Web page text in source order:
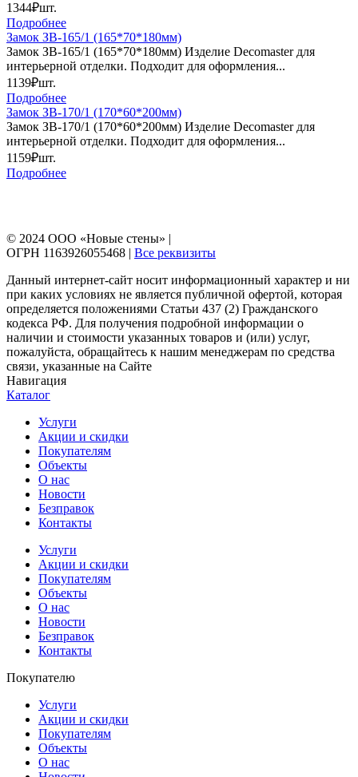
1344₽шт.
Подробнее
Замок ЗВ-165/1 (165*70*180мм)
Замок ЗВ-165/1 (165*70*180мм) Изделие Decomaster для
интерьерной отделки. Подходит для оформления...
1139₽шт.
Подробнее
Замок ЗВ-170/1 (170*60*200мм)
Замок ЗВ-170/1 (170*60*200мм) Изделие Decomaster для
интерьерной отделки. Подходит для оформления...
1159₽шт.
Подробнее
© 2024 ООО «Новые стены» |
ОГРН 1163926055468 | Все реквизиты
Данный интернет-сайт носит информационный характер и ни
при каких условиях не является публичной офертой, которая
определяется положениями Статьи 437 (2) Гражданского
кодекса РФ. Для получения подробной информации о
наличии и стоимости указанных товаров и (или) услуг,
пожалуйста, обращайтесь к нашим менеджерам по средства
связи, указанные на Сайте
Навигация
Каталог
Услуги
Акции и скидки
Покупателям
Объекты
О нас
Новости
Безправок
Контакты
Услуги
Акции и скидки
Покупателям
Объекты
О нас
Новости
Безправок
Контакты
Покупателю
Услуги
Акции и скидки
Покупателям
Объекты
О нас